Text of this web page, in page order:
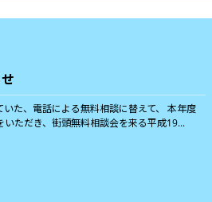
た、電話による無料相談に替えて、 本年度
ただき、街頭無料相談会を来る平成19...